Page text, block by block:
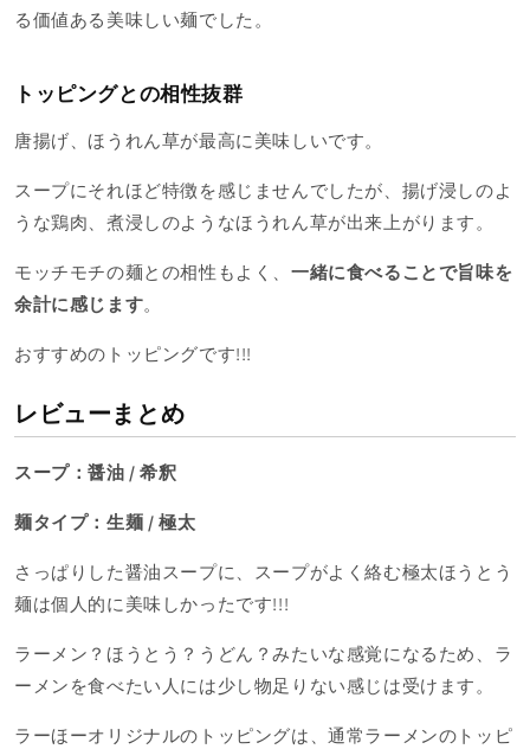
る価値ある美味しい麺でした。
トッピングとの相性抜群
唐揚げ、ほうれん草が最高に美味しいです。
スープにそれほど特徴を感じませんでしたが、揚げ浸しのよ
うな鶏肉、煮浸しのようなほうれん草が出来上がります。
モッチモチの麺との相性もよく、 一緒に食べることで旨味を
余計に感じます。
おすすめのトッピングです!!!
レビューまとめ
スープ：醤油 / 希釈
麺タイプ：生麺 / 極太
さっぱりした醤油スープに、スープがよく絡む極太ほうとう
麺は個人的に美味しかったです!!!
ラーメン？ほうとう？うどん？みたいな感覚になるため、ラ
ーメンを食べたい人には少し物足りない感じは受けます。
ラーほーオリジナルのトッピングは、通常ラーメンのトッピ